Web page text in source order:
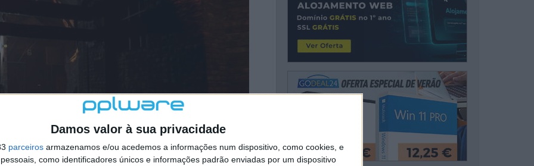
Damos valor à sua privacidade
parceiros armazenamos e/ou acedemos a informações num dispositivo, como cookies, e
como identificadores únicos e informações padrão enviadas por um dispositivo